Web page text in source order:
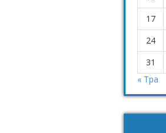
17
24
31
« Тра